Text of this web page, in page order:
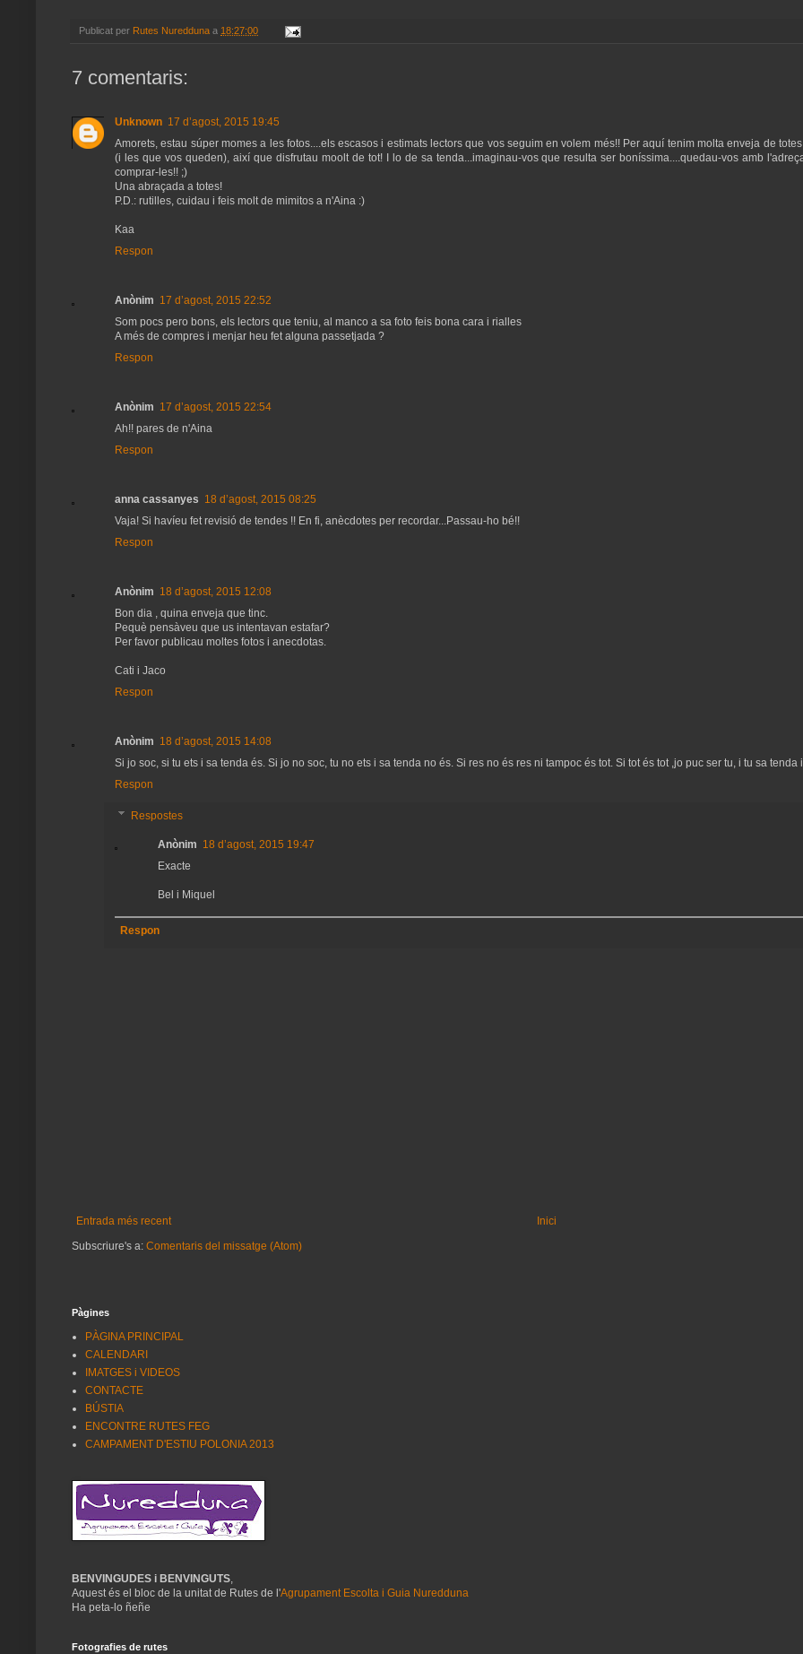
Publicat per Rutes Nuredduna a 18:27:00
7 comentaris:
Unknown 17 d’agost, 2015 19:45
Amorets, estau súper momes a les fotos....els escasos i estimats lectors que vos seguim en volem més!! Per aquí tenim molta enveja de
(i les que vos queden), així que disfrutau moolt de tot! I lo de sa tenda...imaginau-vos que resulta ser boníssima....quedau-vos amb
comprar-les!! ;)
Una abraçada a totes!
P.D.: rutilles, cuidau i feis molt de mimitos a n'Aina :)
Kaa
Respon
Anònim 17 d’agost, 2015 22:52
Som pocs pero bons, els lectors que teniu, al manco a sa foto feis bona cara i rialles
A més de compres i menjar heu fet alguna passetjada ?
Respon
Anònim 17 d’agost, 2015 22:54
Ah!! pares de n'Aina
Respon
anna cassanyes 18 d’agost, 2015 08:25
Vaja! Si havíeu fet revisió de tendes !! En fi, anècdotes per recordar...Passau-ho bé!!
Respon
Anònim 18 d’agost, 2015 12:08
Bon dia , quina enveja que tinc.
Pequè pensàveu que us intentavan estafar?
Per favor publicau moltes fotos i anecdotas.
Cati i Jaco
Respon
Anònim 18 d’agost, 2015 14:08
Si jo soc, si tu ets i sa tenda és. Si jo no soc, tu no ets i sa tenda no és. Si res no és res ni tampoc és tot. Si tot és tot ,jo puc ser tu, i tu sa tenda
Respon
Respostes
Anònim 18 d’agost, 2015 19:47
Exacte
Bel i Miquel
Respon
Entrada més recent
Inici
Subscriure's a: Comentaris del missatge (Atom)
Pàgines
PÀGINA PRINCIPAL
CALENDARI
IMATGES i VIDEOS
CONTACTE
BÚSTIA
ENCONTRE RUTES FEG
CAMPAMENT D'ESTIU POLONIA 2013
BENVINGUDES i BENVINGUTS,
Aquest és el bloc de la unitat de Rutes de l'Agrupament Escolta i Guia Nuredduna
Ha peta-lo ñeñe
Fotografies de rutes